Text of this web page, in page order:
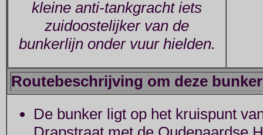
kleine anti-tankgracht iets
zuidoostelijker van de
bunkerlijn onder vuur hielden.
Routebeschrijving om deze
De bunker ligt op het kruispunt